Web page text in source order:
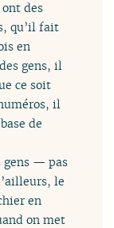
des
qu’il fait
en
gens, il
ce soit
il
de
gens — pas
le
en
on met